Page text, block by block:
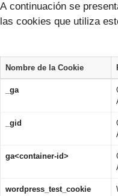
A continuación se
las cookies que utiliza
Nombre de la Cookie
_ga
_gid
ga<container-id>
wordpress_test_cookie